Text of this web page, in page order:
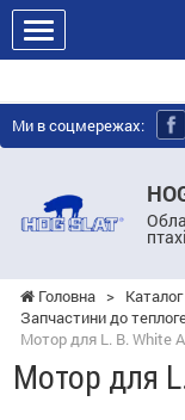
Ми в соцмережах:
Головна > Каталог
Запчастини до
Мотор для L. B. White
Мотор для